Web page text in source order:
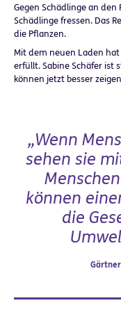
Gegen Schädlinge an
Schädlinge fressen. Das
die Pflanzen.
Mit dem neuen Laden
erfüllt. Sabine Schäfer ist
können jetzt besser
„Wenn
sehen sie
können
die